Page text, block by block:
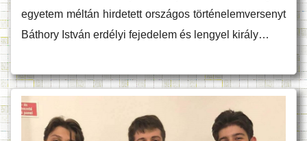
egyetem méltán hirdetett országos történelemversenyt
Báthory István erdélyi fejedelem és lengyel király…